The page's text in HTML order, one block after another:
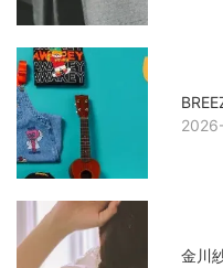
金川